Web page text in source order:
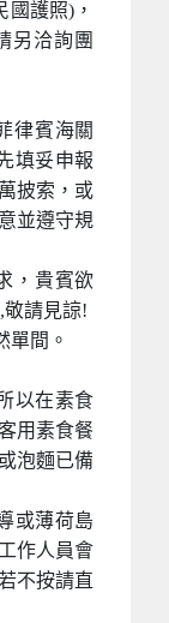
護照)，
另洽詢團
律賓海關
填妥申報
披索，或
並遵守規
，貴賓欲
請見諒!
單間。
以在素食
用素食餐
泡麵已備
或薄荷島
作人員會
不按請直